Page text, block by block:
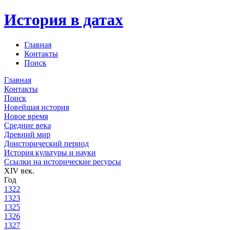
История в датах
Главная
Контакты
Поиск
Главная
Контакты
Поиск
Новейшая история
Новое время
Средние века
Древний мир
Доисторический период
История культуры и науки
Ссылки на исторические ресурсы
XIV век.
Год
1322
1323
1325
1326
1327